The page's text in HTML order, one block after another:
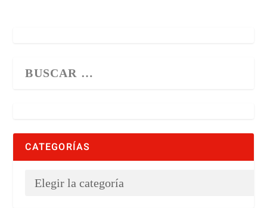
CATEGORÍAS